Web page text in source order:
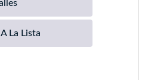
La Lista